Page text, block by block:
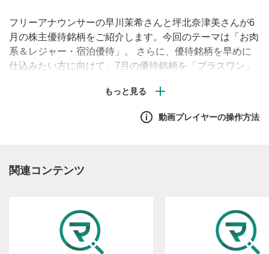
フリーアナウンサーの早川茉希さんと坪北奈津美さんが6
月の株主優待銘柄をご紹介します。今回のテーマは「お肉
系＆レジャー・宿泊優待」。 さらに、優待銘柄を早めに
仕込みたい方に向けて、7月の優待銘柄を「プラスワン」
動画プレイヤーの操作方法
関連コンテンツ